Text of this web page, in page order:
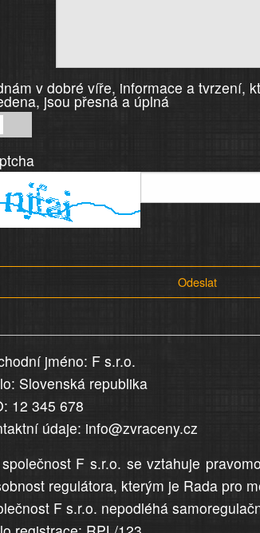
v dobré víře, informace a tvrzení,
jsou přesná a úplná
Odeslat
jméno: F s.r.o.
Slovenská republika
12 345 678
údaje: info@zvraceny.cz
F s.r.o. se vztahuje
regulátora, kterým je Rada pro
F s.r.o. nepodléhá